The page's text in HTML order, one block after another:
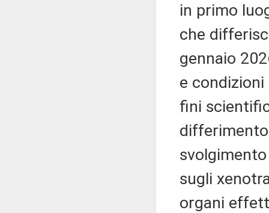
in primo
che
gennaio
e
fini
sugli
organi